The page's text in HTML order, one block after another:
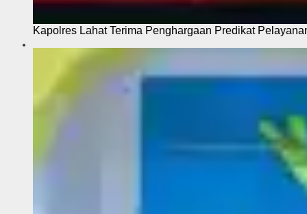
Kapolres Lahat Terima Penghargaan Predikat